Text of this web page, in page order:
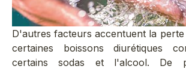
D'autres facteurs accentuent la perte
certaines boissons diurétiques
certains sodas et l'alcool. De